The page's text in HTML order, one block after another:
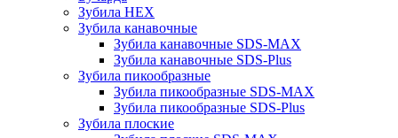
Зубила HEX
Зубила канавочные
Зубила канавочные SDS-MAX
Зубила канавочные SDS-Plus
Зубила пикообразные
Зубила пикообразные SDS-MAX
Зубила пикообразные SDS-Plus
Зубила плоские